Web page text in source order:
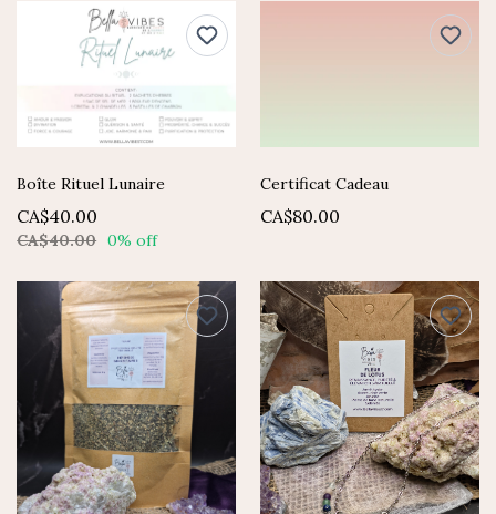
Boîte Rituel Lunaire
CA$40.00
CA$40.00 0% off
Certificat Cadeau
CA$80.00